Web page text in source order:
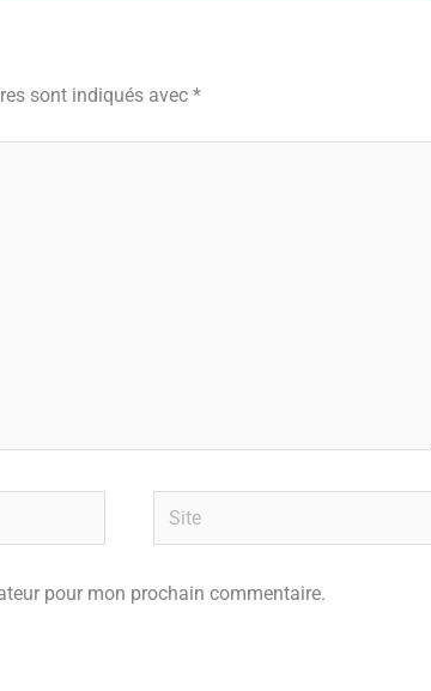
sont indiqués avec *
Site
pour mon prochain commentaire.